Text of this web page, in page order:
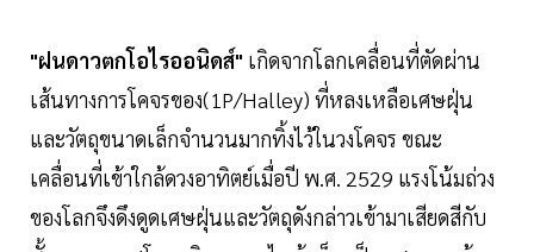
"ฝนดาวตกโอไรออนิดส์" เกิดจากโลกเคลื่อนที่ตัดผ่าน
เส้นทางการโคจรของ(1P/Halley) ที่หลงเหลือเศษฝุ่น
และวัตถุขนาดเล็กจำนวนมากทิ้งไว้ในวงโคจร ขณะ
เคลื่อนที่เข้าใกล้ดวงอาทิตย์เมื่อปี พ.ศ. 2529 แรงโน้มถ่วง
ของโลกจึงดึงดูดเศษฝุ่นและวัตถุดังกล่าวเข้ามาเสียดสีกับ